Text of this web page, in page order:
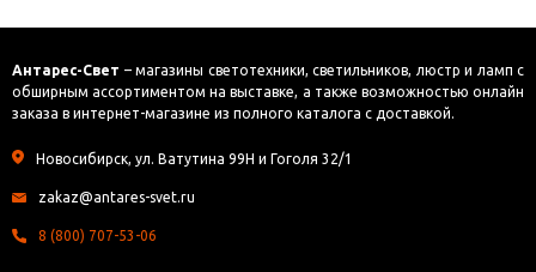
Антарес-Свет – магазины светотехники, светильников, люстр и ламп с
обширным ассортиментом на выставке, а также возможностью онлайн
заказа в интернет-магазине из полного каталога с доставкой.
Новосибирск, ул. Ватутина 99Н и Гоголя 32/1
zakaz@antares-svet.ru
8 (800) 707-53-06